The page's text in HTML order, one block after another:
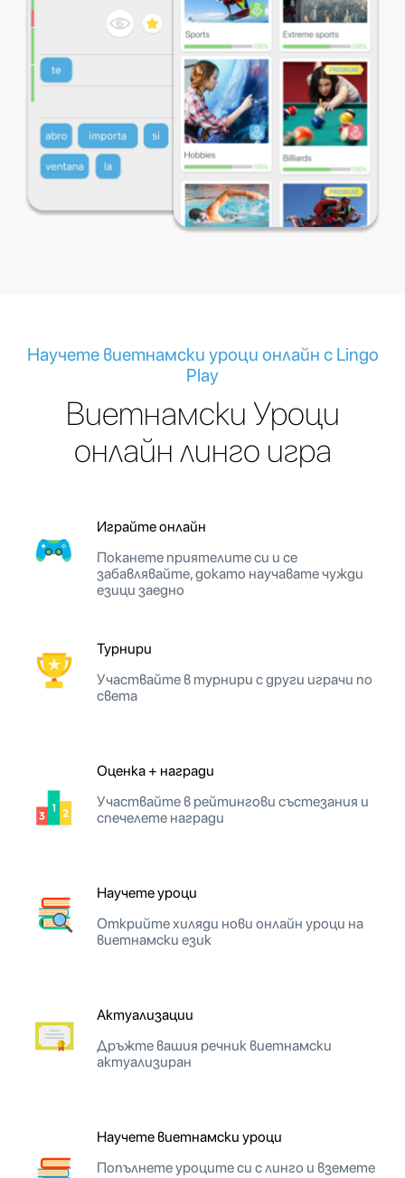
Научете виетнамски уроци онлайн с Lingo
Play
Виетнамски Уроци
онлайн линго игра
Играйте онлайн
Поканете приятелите си и се
забавлявайте, докато научавате чужди
езици заедно
Турнири
Участвайте в турнири с други играчи по
света
Оценка + награди
Участвайте в рейтингови състезания и
спечелете награди
Научете уроци
Открийте хиляди нови онлайн уроци на
виетнамски език
Актуализации
Дръжте вашия речник виетнамски
актуализиран
Научете виетнамски уроци
Попълнете уроците си с линго и вземете